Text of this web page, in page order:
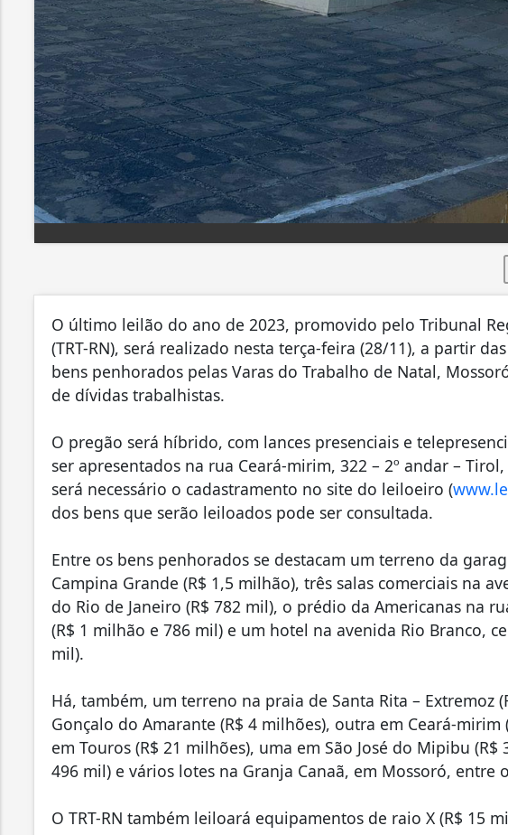
O último leilão do ano de 2023, promovido pelo Tribunal
(TRT-RN), será realizado nesta terça-feira (28/11), a partir
bens penhorados pelas Varas do Trabalho de Natal,
de dívidas trabalhistas.
O pregão será híbrido, com lances presenciais e
ser apresentados na rua Ceará-mirim, 322 – 2º andar –
será necessário o cadastramento no site do leiloeiro (
dos bens que serão leiloados pode ser consultada.
Entre os bens penhorados se destacam um terreno da
Campina Grande (R$ 1,5 milhão), três salas comerciais na
do Rio de Janeiro (R$ 782 mil), o prédio da Americanas na
(R$ 1 milhão e 786 mil) e um hotel na avenida Rio Branco,
mil).
Há, também, um terreno na praia de Santa Rita – Extremoz
Gonçalo do Amarante (R$ 4 milhões), outra em Ceará-mirim
em Touros (R$ 21 milhões), uma em São José do Mipibu
496 mil) e vários lotes na Granja Canaã, em Mossoró, entre
O TRT-RN também leiloará equipamentos de raio X (R$ 15